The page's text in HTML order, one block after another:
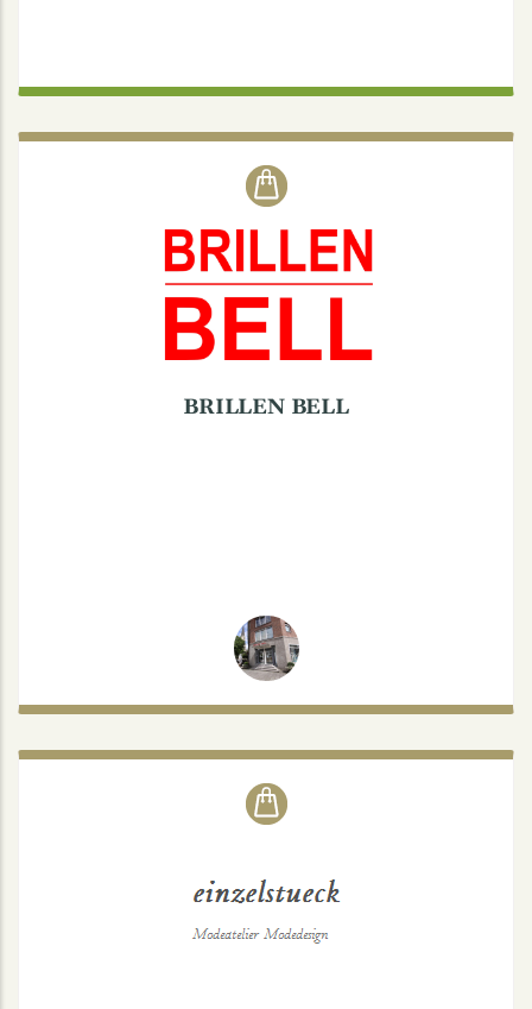
BRILLEN BELL
BRILLEN BELL
Nordstraße 22, 48149 Münster
Mo. - Fr.: 9:30-18:30
Sa.: 9:30-13:30
ATELIER EINZELSTUECK